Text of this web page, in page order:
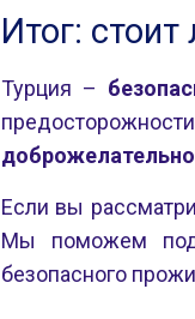
Итог:
Турция –
Если вы
Мы поможем
безопасного